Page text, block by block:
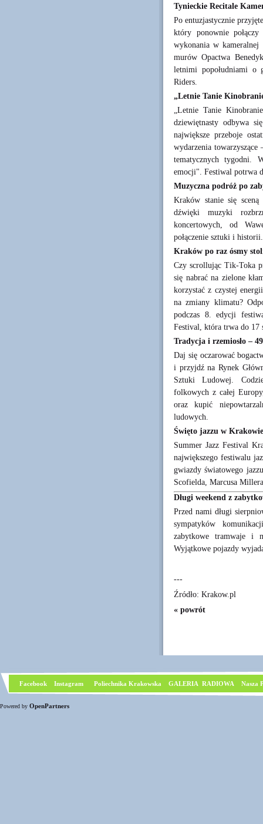
Tynieckie Recitale
Po entuzjastycznie
który ponownie połączy
wykonania w
murów Opactwa
letnimi popołudniami o
Riders.
„Letnie Tanie
„Letnie Tanie
dziewiętnasty odbywa
największe przeboje
wydarzenia
tematycznych tygodni.
emocji". Festiwal potrwa
Muzyczna podróż po
Kraków stanie się
dźwięki muzyki
koncertowych, od
połączenie sztuki i historii.
Kraków po raz ósmy
Czy scrollując Tik-Toka
się nabrać na zielone
korzystać z czystej
na zmiany klimatu?
podczas 8. edycji
Festival, która trwa do 17
Tradycja i rzemiosło –
Daj się oczarować
i przyjdź na Rynek
Sztuki Ludowej.
folkowych z całej
oraz kupić
ludowych.
Święto jazzu w
Summer Jazz Festival
największego festiwalu
gwiazdy światowego
Scofielda, Marcusa
Długi weekend z
Przed nami długi
sympatyków
zabytkowe tramwaje i
Wyjątkowe pojazdy
---
Źródło: Krakow.pl
« powrót
Facebook Instagram Poliechnika Krakowska GALERIA RADIOWA Nasza
Powered by OpenPartners